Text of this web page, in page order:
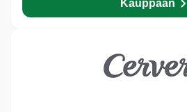
Kauppaan